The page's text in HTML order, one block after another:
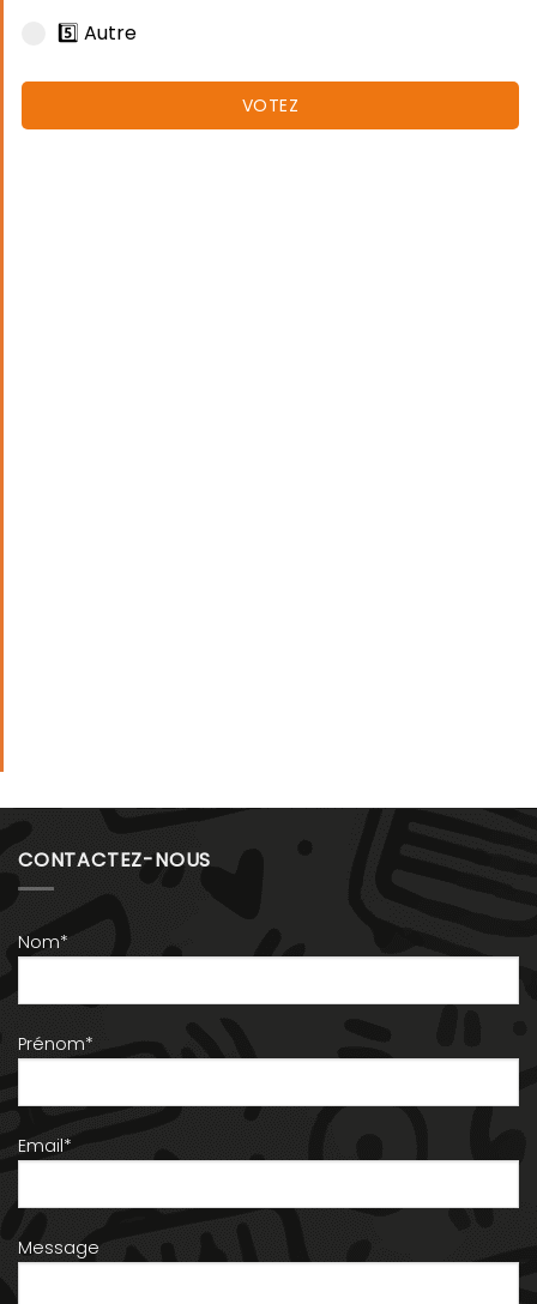
5️⃣ Autre
VOTEZ
CONTACTEZ-NOUS
Nom*
Prénom*
Email*
Message